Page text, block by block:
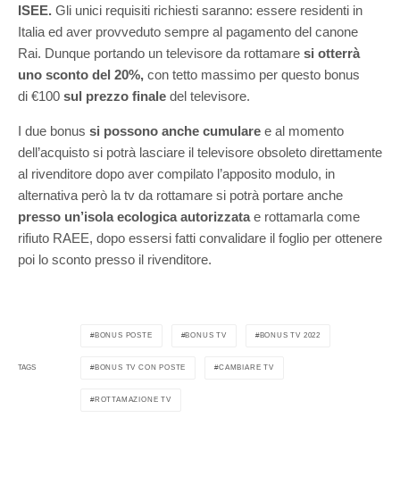
ISEE. Gli unici requisiti richiesti saranno: essere residenti in
Italia ed aver provveduto sempre al pagamento del canone
Rai. Dunque portando un televisore da rottamare si otterrà
uno sconto del 20%, con tetto massimo per questo bonus
di €100 sul prezzo finale del televisore.
I due bonus si possono anche cumulare e al momento
dell’acquisto si potrà lasciare il televisore obsoleto direttamente
al rivenditore dopo aver compilato l’apposito modulo, in
alternativa però la tv da rottamare si potrà portare anche
presso un’isola ecologica autorizzatae rottamarla come
rifiuto RAEE, dopo essersi fatti convalidare il foglio per ottenere
poi lo sconto presso il rivenditore.
TAGS
BONUS POSTE BONUS TV BONUS TV 2022
BONUS TV CON POSTE CAMBIARE TV
ROTTAMAZIONE TV